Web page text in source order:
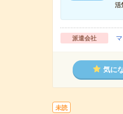
活
派遣会社
気に
未読